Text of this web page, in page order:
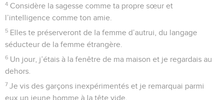
4 Considère la sagesse comme ta propre sœur et
l’intelligence comme ton amie.
5 Elles te préserveront de la femme d’autrui, du langage
séducteur de la femme étrangère.
6 Un jour, j’étais à la fenêtre de ma maison et je regardais au
dehors.
7 Je vis des garçons inexpérimentés et je remarquai parmi
eux un jeune homme à la tête vide.